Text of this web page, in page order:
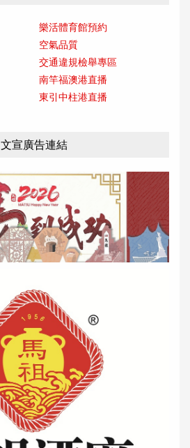
樂活體育館預約
空氣品質
交通違規檢舉專區
南竿福澳港直播
東引中柱港直播
文宣廣告連結